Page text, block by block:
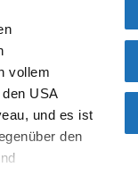
vollem
USA
und es ist
den